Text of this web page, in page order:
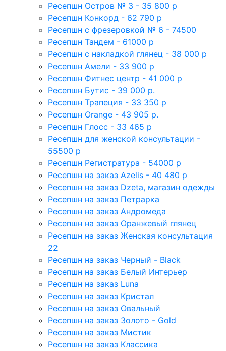
Ресепшн Остров № 3 - 35 800 р
Ресепшн Конкорд - 62 790 р
Ресепшн с фрезеровкой № 6 - 74500
Ресепшн Тандем - 61000 р
Ресепшн с накладкой глянец - 38 000 р
Ресепшн Амели - 33 900 р
Ресепшн Фитнес центр - 41 000 р
Ресепшн Бутис - 39 000 р.
Ресепшн Трапеция - 33 350 р
Ресепшн Orange - 43 905 р.
Ресепшн Глосс - 33 465 р
Ресепшн для женской консультации -
55500 р
Ресепшн Регистратура - 54000 р
Ресепшн на заказ Azelis - 40 480 р
Ресепшн на заказ Dzeta, магазин одежды
Ресепшн на заказ Петрарка
Ресепшн на заказ Андромеда
Ресепшн на заказ Оранжевый глянец
Ресепшн на заказ Женская консультация
22
Ресепшн на заказ Черный - Black
Ресепшн на заказ Белый Интерьер
Ресепшн на заказ Luna
Ресепшн на заказ Кристал
Ресепшн на заказ Овальный
Ресепшн на заказ Золото - Gold
Ресепшн на заказ Мистик
Ресепшн на заказ Классика